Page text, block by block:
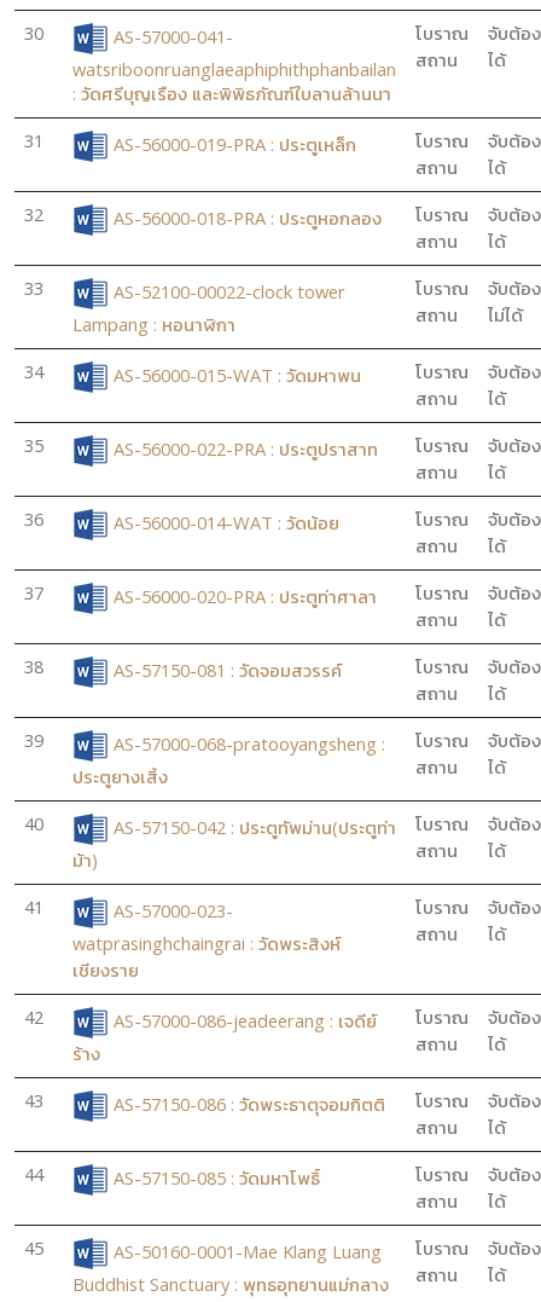
30
AS-57000-041-
watsriboonruanglaeaphiphithphanbailan
: วัดศรีบุญเรือง และพิพิธภัณฑ์ใบลานล้านนา
โบราณ
สถาน
จับต้อง
ได้
31 AS-56000-019-PRA : ประตูเหล็ก
โบราณ
สถาน
จับต้อง
ได้
32
AS-56000-018-PRA : ประตูหอกลอง
โบราณ
สถาน
จับต้อง
ได้
33
AS-52100-00022-clock tower
Lampang : หอนาฬิกา
โบราณ
สถาน
จับต้อง
ไม่ได้
34 AS-56000-015-WAT : วัดมหาพน
โบราณ
สถาน
จับต้อง
ได้
35
AS-56000-022-PRA : ประตูปราสาท
โบราณ
สถาน
จับต้อง
ได้
36
AS-56000-014-WAT : วัดน้อย
โบราณ
สถาน
จับต้อง
ได้
37
AS-56000-020-PRA : ประตูท่าศาลา
โบราณ
สถาน
จับต้อง
ได้
38
AS-57150-081 : วัดจอมสวรรค์
โบราณ
สถาน
จับต้อง
ได้
39
AS-57000-068-pratooyangsheng :
ประตูยางเสิ้ง
โบราณ
สถาน
จับต้อง
ได้
40
AS-57150-042 : ประตูทัพม่าน(ประตูท่า
ม้า)
โบราณ
สถาน
จับต้อง
ได้
41
AS-57000-023-
watprasinghchaingrai : วัดพระสิงห์
เชียงราย
โบราณ
สถาน
จับต้อง
ได้
42
AS-57000-086-jeadeerang : เจดีย์
ร้าง
โบราณ
สถาน
จับต้อง
ได้
43 AS-57150-086 : วัดพระธาตุจอมกิตติ
โบราณ
สถาน
จับต้อง
ได้
44
AS-57150-085 : วัดมหาโพธิ์
โบราณ
สถาน
จับต้อง
ได้
45
AS-50160-0001-Mae Klang Luang
Buddhist Sanctuary : พุทธอุทยานแม่กลาง
โบราณ
สถาน
จับต้อง
ได้